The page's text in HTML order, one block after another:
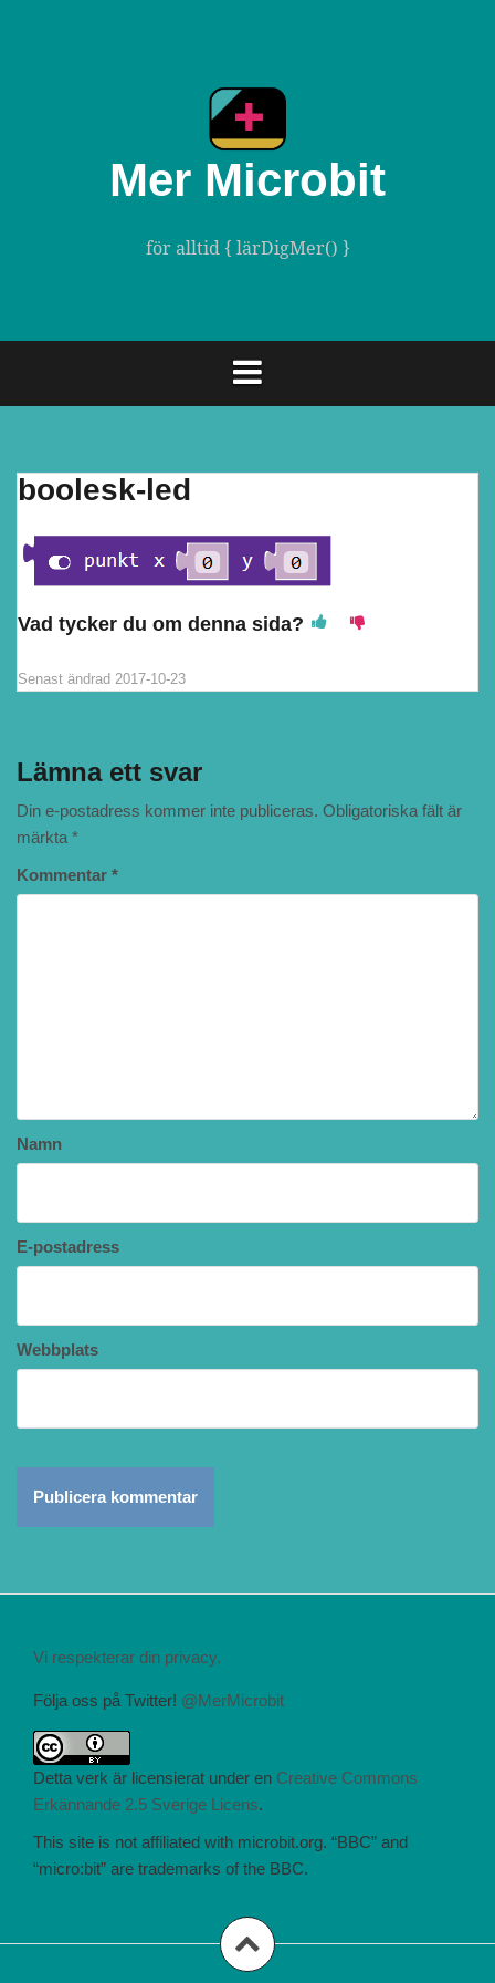
Mer Microbit
för alltid { lärDigMer() }
boolesk-led
Vad tycker du om denna sida?
Senast ändrad 2017-10-23
Lämna ett svar
Din e-postadress kommer inte publiceras. Obligatoriska fält är
märkta*
Kommentar *
Namn
E-postadress
Webbplats
Vi respekterar din privacy.
Följa oss på Twitter! @MerMicrobit
Detta verk är licensierat under en Creative Commons
Erkännande 2.5 Sverige Licens.
This site is not affiliated with microbit.org. “BBC” and
“micro:bit” are trademarks of the BBC.